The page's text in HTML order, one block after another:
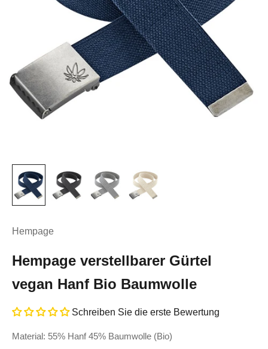
Hempage
Hempage verstellbarer Gürtel
vegan Hanf Bio Baumwolle
Schreiben Sie die erste Bewertung
Material: 55% Hanf 45% Baumwolle (Bio)